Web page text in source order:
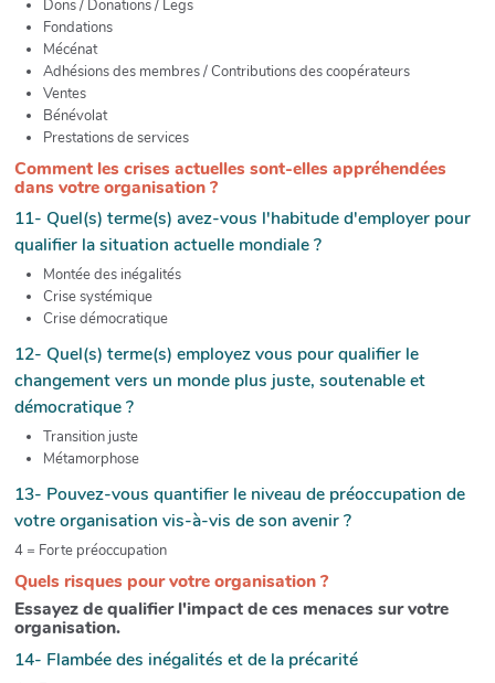
Dons / Donations / Legs
Fondations
Mécénat
Adhésions des membres / Contributions des coopérateurs
Ventes
Bénévolat
Prestations de services
Comment les crises actuelles sont-elles appréhendées
dans votre organisation ?
11- Quel(s) terme(s) avez-vous l'habitude d'employer pour
qualifier la situation actuelle mondiale ?
Montée des inégalités
Crise systémique
Crise démocratique
12- Quel(s) terme(s) employez vous pour qualifier le
changement vers un monde plus juste, soutenable et
démocratique ?
Transition juste
Métamorphose
13- Pouvez-vous quantifier le niveau de préoccupation de
votre organisation vis-à-vis de son avenir ?
4 = Forte préoccupation
Quels risques pour votre organisation ?
Essayez de qualifier l'impact de ces menaces sur votre
organisation.
14- Flambée des inégalités et de la précarité